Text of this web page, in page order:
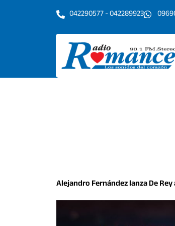
042290577 - 042289923
Alejandro Fernández lanza De